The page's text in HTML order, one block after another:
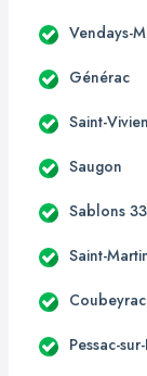
Vendays-
Générac
Saint-
Saugon
Sablons 33
Saint-
Coubeyrac
Pessac-